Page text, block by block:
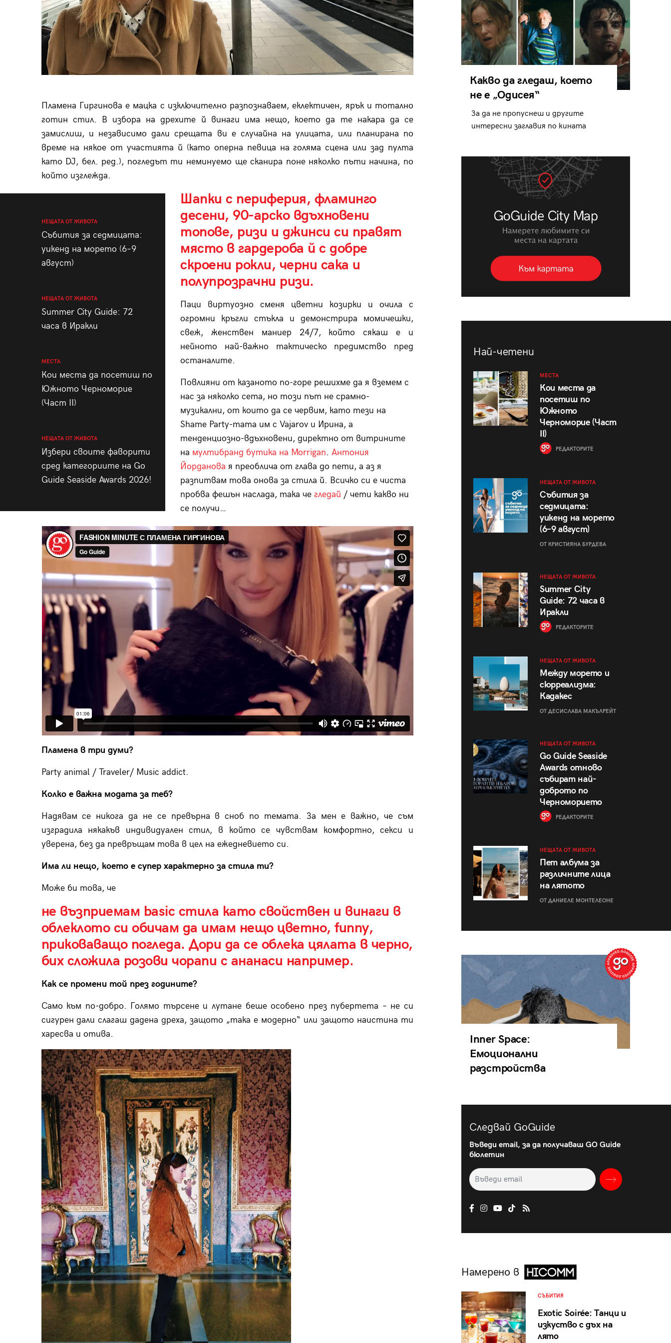
Пламена Гиргинова е мацка с изключително разпознаваем, еклектичен, ярък и тотално
готин стил. В избора на дрехите й винаги има нещо, което да те накара да се
замислиш, и независимо дали срещата ви е случайна на улицата, или планирана по
време на някое от участията й (като оперна певица на голяма сцена или зад пулта
като DJ, бел. ред.), погледът ти неминуемо ще сканира поне няколко пъти начина, по
който изглежда.
НЕЩАТА ОТ ЖИВОТА
Събития за седмицата:
уикенд на морето (6–9
август)
НЕЩАТА ОТ ЖИВОТА
Summer City Guide: 72
часа в Иракли
МЕСТА
Кои места да посетиш по
Южното Черноморие
(Част II)
НЕЩАТА ОТ ЖИВОТА
Избери своите фаворити
сред категориите на Go
Guide Seaside Awards 2026!
Шапки с периферия, фламинго
десени, 90-арско вдъхновени
топове, ризи и джинси си правят
място в гардероба й с добре
скроени рокли, черни сака и
полупрозрачни ризи.
Паци виртуозно сменя цветни козирки и очила с
огромни кръгли стъкла и демонстрира момичешки,
свеж, женствен маниер 24/7, който сякаш е и
нейното най-важно тактическо предимство пред
останалите.
Повлияни от казаното по-горе решихме да я вземем с
нас за няколко сета, но този път не срамно-
музикални, от които да се червим, като тези на
Shame Party-тата им с Vajarov и Ирина, а
тенденциозно-вдъхновени, директно от витрините
на мултибранд бутика на Morrigan. Антония
Йорданова я преоблича от глава до пети, а аз я
разпитвам това онова за стила й. Всичко си е чиста
пробва фешън наслада, така че гледай / чети какво ни
се получи…
Пламена в три думи?
Party animal / Traveler/ Music addict.
Колко е важна модата за теб?
Надявам се никога да не се превърна в сноб по темата. За мен е важно, че съм
изградила някакъв индивидуален стил, в който се чувствам комфортно, секси и
уверена, без да превръщам това в цел на ежедневието си.
Има ли нещо, което е супер характерно за стила ти?
Може би това, че
не възприемам basic стила като свойствен и винаги в
облеклото си обичам да имам нещо цветно, funny,
приковаващо погледа. Дори да се облека цялата в черно,
бих сложила розови чорапи с ананаси например.
Как се промени той през годините?
Само към по-добро. Голямо търсене и лутане беше особено през пубертета – не си
сигурен дали слагаш дадена дреха, защото „така е модерно“ или защото наистина ти
харесва и отива.
Какво да гледаш, което
не е „Одисея“
За да не пропуснеш и другите
интересни заглавия по кината
Най-четени
МЕСТА
Кои места да
посетиш по
Южното
Черноморие (Част
II)
РЕДАКТОРИТЕ
НЕЩАТА ОТ ЖИВОТА
Събития за
седмицата:
уикенд на морето
(6–9 август)
ОТ КРИСТИЯНА БУРДЕВА
НЕЩАТА ОТ ЖИВОТА
Summer City
Guide: 72 часа в
Иракли
РЕДАКТОРИТЕ
НЕЩАТА ОТ ЖИВОТА
Между морето и
сюрреализма:
Кадакес
ОТ ДЕСИСЛАВА МАКЪЛРЕЙТ
НЕЩАТА ОТ ЖИВОТА
Go Guide Seaside
Awards отново
събират най-
доброто по
Черноморието
РЕДАКТОРИТЕ
НЕЩАТА ОТ ЖИВОТА
Пет албума за
различните лица
на лятото
ОТ ДАНИЕЛЕ МОНТЕЛЕОНЕ
Inner Space:
Емоционални
разстройства
Следвай GoGuide
Въведи email, за да получаваш GO Guide
бюлетин
Намерено в
СЪБИТИЯ
Exotic Soirée: Танци и
изкуство с дъх на
лято